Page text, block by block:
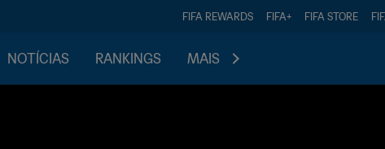
FIFA REWARDS FIFA+ FIFA STORE
NOTÍCIAS RANKINGS MAIS